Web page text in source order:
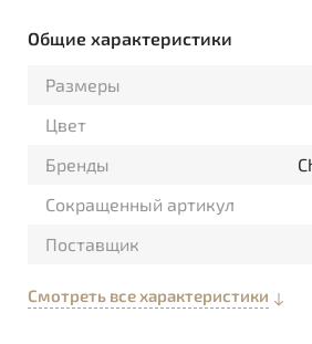
Общие характеристики
Размеры
Цвет
Бренды
Сокращенный артикул
Поставщик
Смотреть все характеристики